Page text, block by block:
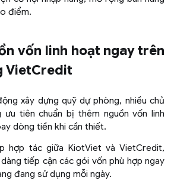
điểm.
vốn linh hoạt ngay trên
VietCredit
xây dựng quỹ dự phòng, nhiều chủ
ưu tiên chuẩn bị thêm nguồn vốn linh
dòng tiền khi cần thiết.
hợp tác giữa KiotViet và VietCredit,
tiếp cận các gói vốn phù hợp ngay
đang sử dụng mỗi ngày.